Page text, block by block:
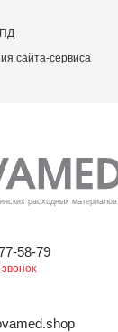
расходных материалов
58-79
ПД
сайта-сервиса